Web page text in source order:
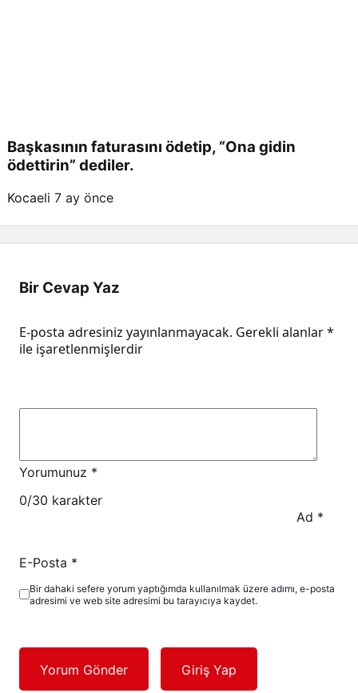
Başkasının faturasını ödetip, “Ona gidin
ödettirin” dediler.
Kocaeli 7 ay önce
Bir Cevap Yaz
E-posta adresiniz yayınlanmayacak. Gerekli alanlar*
ile işaretlenmişlerdir
Yorumunuz *
0/30 karakter
Ad *
E-Posta *
Bir dahaki sefere yorum yaptığımda kullanılmak üzere adımı, e-posta
adresimi ve web site adresimi bu tarayıcıya kaydet.
Yorum Gönder Giriş Yap